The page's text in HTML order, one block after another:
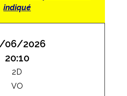
indiqué
06/2026
20:10
2D
VO